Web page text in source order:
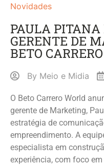
Novidades
PAULA PITANA
GERENTE DE
BETO CARRERO
By Meio e Midia
O Beto Carrero World
gerente de Marketing,
estratégia de
empreendimento. A
especialista em
experiência, com foco